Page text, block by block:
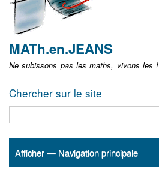
MATh.en.JEANS
Ne subissons pas les maths, vivons les !
Chercher sur le site
Navigation
Afficher — Navigation principale